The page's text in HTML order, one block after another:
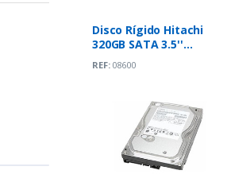
Disco Rígido Hitachi
320GB SATA 3.5''
REF:08600